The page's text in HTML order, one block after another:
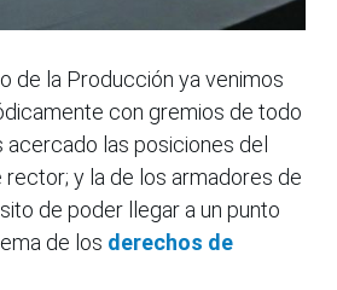
de la Producción ya venimos
con gremios de todo
acercado las posiciones del
y la de los armadores de
de poder llegar a un punto
de los derechos de